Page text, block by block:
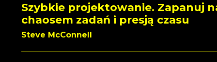
Szybkie projektowanie. Zapanuj
chaosem zadań i presją czasu
Steve McConnell